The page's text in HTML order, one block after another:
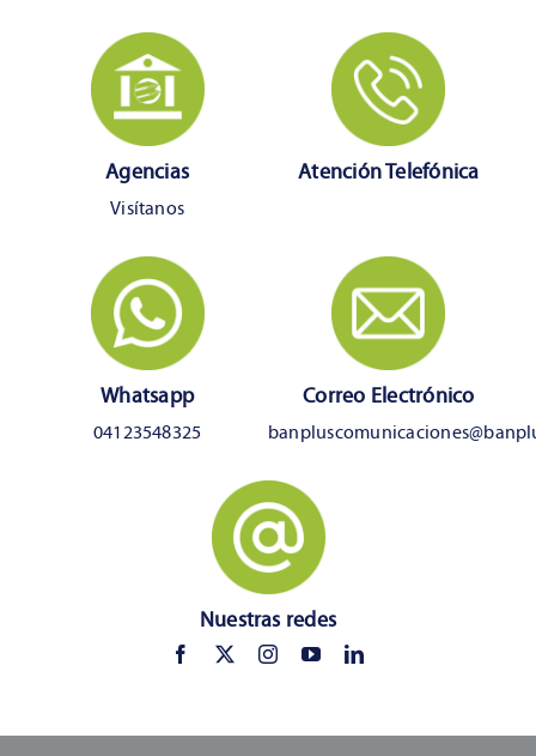
Agencias
Visítanos
Atención Telefónica
Whatsapp
04123548325
Correo Electrónico
Nuestras redes